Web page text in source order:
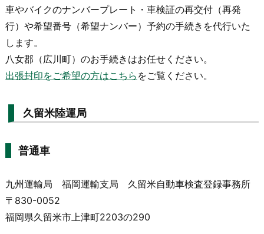
車やバイクのナンバープレート・車検証の再交付（再発
行）や希望番号（希望ナンバー）予約の手続きを代行いた
します。
八女郡（広川町）のお手続きはお任せください。
出張封印をご希望の方はこちら をご覧ください。
久留米陸運局
普通車
九州運輸局 福岡運輸支局 久留米自動車検査登録事務所
〒830-0052
福岡県久留米市上津町2203の290